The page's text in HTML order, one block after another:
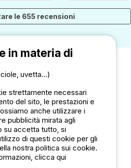
(poterie,
taillage de
nautiques
avec Olivier,
soie, dessin
de nus,…
sauf les
randos, et
les soirées
musique
classique par
les
résidents).
Le resto,
comment
dire,…tous le
Puisque la
clientèle en
et donc avec
voiture
alors penser
à des bornes
de
recharges.
Même en
France 30 %
des veh
vendus
actuellement
sont
électriques.
C’est un
le 655 recensioni
SUL
*****
in materia di
uvetta...)
strettamente necessari
del sito, le prestazioni e
anche utilizzare i
pubblicità mirata agli
su accetta tutto, si
di questi cookie per gli
nostra politica sui cookie.
clicca qui